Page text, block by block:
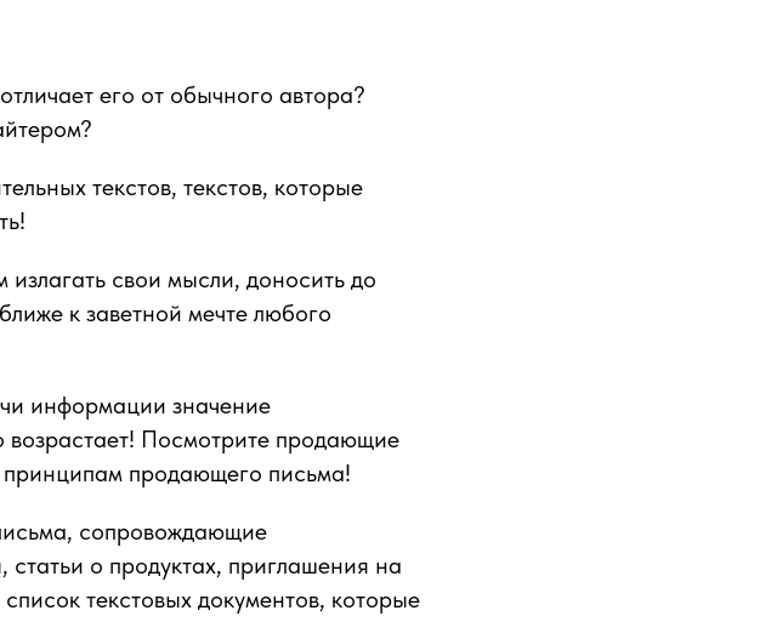
его от обычного автора?
текстов, текстов, которые
свои мысли, доносить до
к заветной мечте любого
информации значение
возрастает! Посмотрите продающие
продающего письма!
сопровождающие
о продуктах, приглашения на
текстовых документов, которые